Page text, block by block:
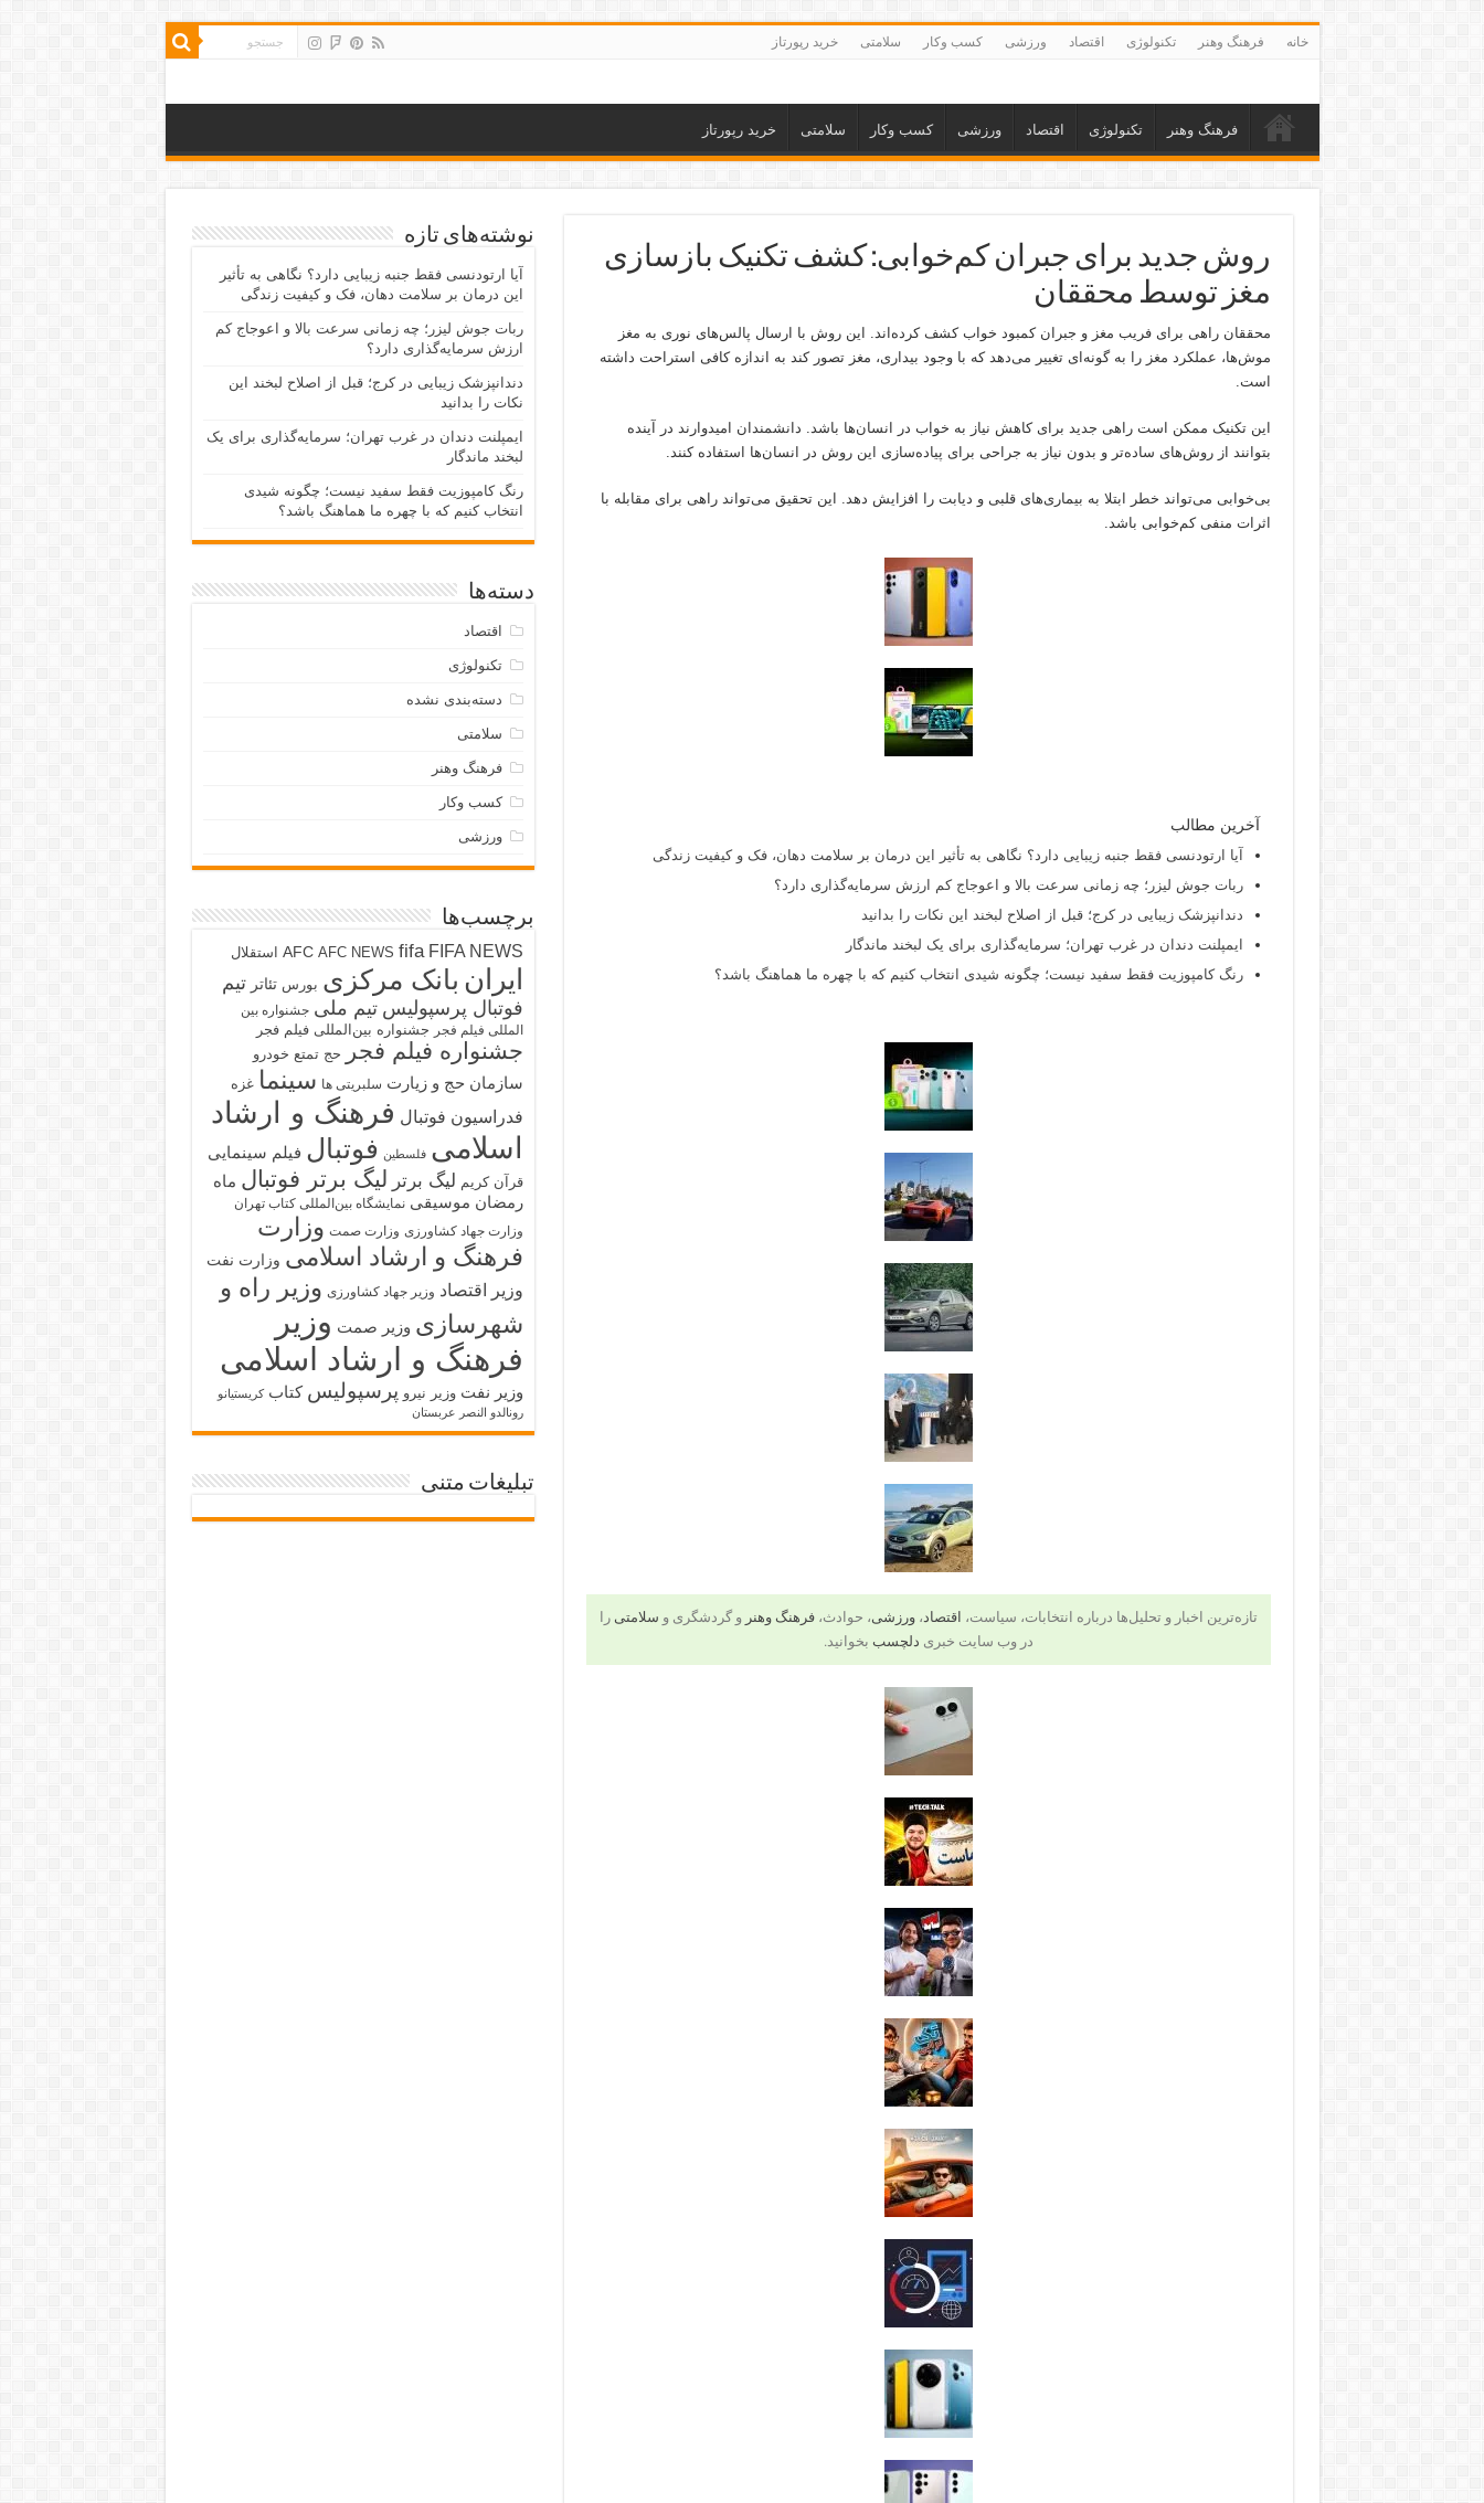
خانه فرهنگ وهنر تکنولوژی اقتصاد ورزشی کسب وکار سلامتی خرید رپورتاز
فرهنگ وهنر تکنولوژی اقتصاد ورزشی کسب وکار سلامتی خرید رپورتاز
روش جدید برای جبران کم‌خوابی: کشف تکنیک بازسازی
مغز توسط محققان
محققان راهی برای فریب مغز و جبران کمبود خواب کشف کرده‌اند. این روش با ارسال پالس‌های نوری به مغز
موش‌ها، عملکرد مغز را به گونه‌ای تغییر می‌دهد که با وجود بیداری، مغز تصور کند به اندازه کافی استراحت داشته
است.
این تکنیک ممکن است راهی جدید برای کاهش نیاز به خواب در انسان‌ها باشد. دانشمندان امیدوارند در آینده
بتوانند از روش‌های ساده‌تر و بدون نیاز به جراحی برای پیاده‌سازی این روش در انسان‌ها استفاده کنند.
بی‌خوابی می‌تواند خطر ابتلا به بیماری‌های قلبی و دیابت را افزایش دهد. این تحقیق می‌تواند راهی برای مقابله با
اثرات منفی کم‌خوابی باشد.
آخرین مطالب
آیا ارتودنسی فقط جنبه زیبایی دارد؟ نگاهی به تأثیر این درمان بر سلامت دهان، فک و کیفیت زندگی
ربات جوش لیزر؛ چه زمانی سرعت بالا و اعوجاج کم ارزش سرمایه‌گذاری دارد؟
دندانپزشک زیبایی در کرج؛ قبل از اصلاح لبخند این نکات را بدانید
ایمپلنت دندان در غرب تهران؛ سرمایه‌گذاری برای یک لبخند ماندگار
رنگ کامپوزیت فقط سفید نیست؛ چگونه شیدی انتخاب کنیم که با چهره ما هماهنگ باشد؟
تازه‌ترین اخبار و تحلیل‌ها درباره انتخابات، سیاست، اقتصاد،ورزشی، حوادث،فرهنگ وهنر و گردشگری و سلامتی را
در وب سایت خبری دلچسب بخوانید.
نوشته‌های تازه
آیا ارتودنسی فقط جنبه زیبایی دارد؟ نگاهی به تأثیر
این درمان بر سلامت دهان، فک و کیفیت زندگی
ربات جوش لیزر؛ چه زمانی سرعت بالا و اعوجاج کم
ارزش سرمایه‌گذاری دارد؟
دندانپزشک زیبایی در کرج؛ قبل از اصلاح لبخند این
نکات را بدانید
ایمپلنت دندان در غرب تهران؛ سرمایه‌گذاری برای یک
لبخند ماندگار
رنگ کامپوزیت فقط سفید نیست؛ چگونه شیدی
انتخاب کنیم که با چهره ما هماهنگ باشد؟
دسته‌ها
اقتصاد
تکنولوژی
دسته‌بندی نشده
سلامتی
فرهنگ وهنر
کسب وکار
ورزشی
برچسب‌ها
AFC AFC NEWS fifa FIFA NEWS استقلال
ایران بانک مرکزی بورس تئاتر تیم
فوتبال پرسپولیس تیم ملی جشنواره بین
المللی فیلم فجر جشنواره بین‌المللی فیلم فجر
جشنواره فیلم فجر حج تمتع خودرو
سازمان حج و زیارت سلبریتی ها سینما غزه
فدراسیون فوتبال فرهنگ و ارشاد
اسلامی فلسطین فوتبال فیلم سینمایی
قرآن کریم لیگ برتر لیگ برتر فوتبال ماه
رمضان موسیقی نمایشگاه بین‌المللی کتاب تهران
وزارت جهاد کشاورزی وزارت صمت وزارت
فرهنگ و ارشاد اسلامی وزارت نفت
وزیر اقتصاد وزیر جهاد کشاورزی وزیر راه و
شهرسازی وزیر صمت وزیر
فرهنگ و ارشاد اسلامی
وزیر نفت وزیر نیرو پرسپولیس کتاب کریستیانو
رونالدو النصر عربستان
تبلیغات متنی